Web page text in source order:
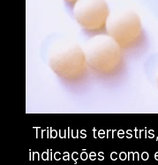
Tribulus
indicações como